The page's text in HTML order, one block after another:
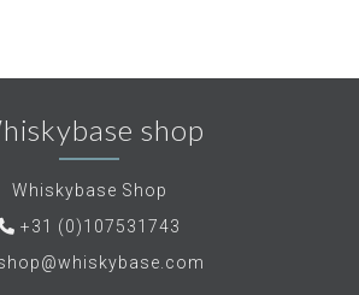
shop
Whiskybase Shop
+31 (0)107531743